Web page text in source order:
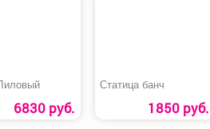
6830 руб.
Статица банч
1850 руб.